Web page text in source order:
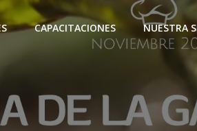
CAPACITACIONES NUESTRA